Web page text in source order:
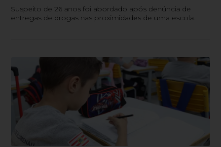
Suspeito de 26 anos foi abordado após denúncia de
entregas de drogas nas proximidades de uma escola.